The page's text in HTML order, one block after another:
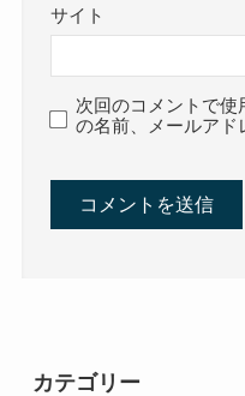
サイト
次回のコメントで使
の名前、メールアド
カテゴリー